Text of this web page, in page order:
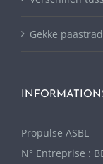
Gekke
Propulse ASBL
N° Entreprise :